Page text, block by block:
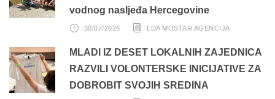
vodnog nasljeđa Hercegovine
30/07/2026 LDA MOSTAR AGENCIJA
MLADI IZ DESET LOKALNIH ZAJEDNICA
RAZVILI VOLONTERSKE INICIJATIVE ZA
DOBROBIT SVOJIH SREDINA